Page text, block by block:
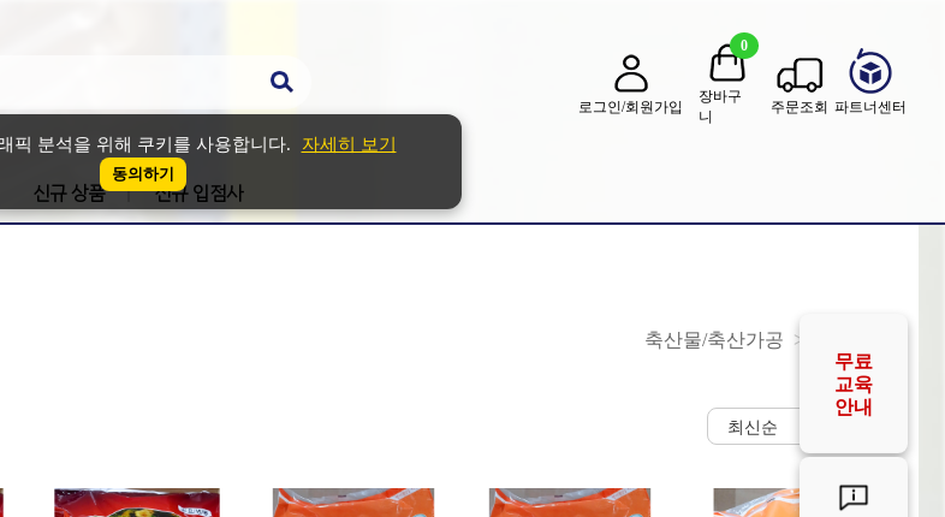
픽 분석을 위해 쿠키를 사용합니다. 자세히 보기
동의하기
로그인/회원가입
0
장바구
니
주문조회 파트너센터
신규 상품 신규 입점사
무료
교육
안내
축산물/축산가공